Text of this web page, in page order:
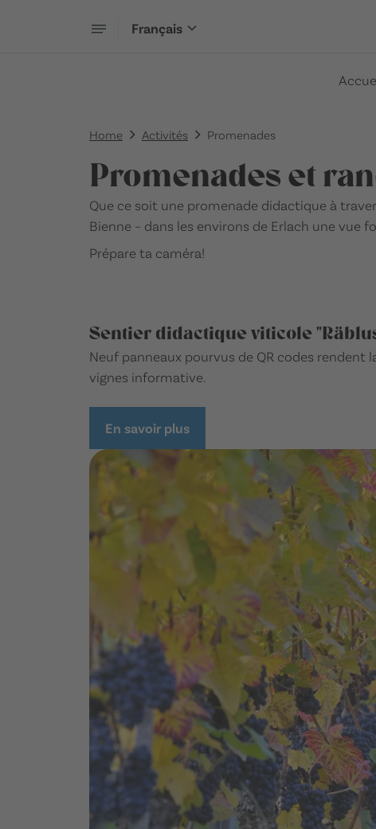
Français
Home Activités Promenades
Promenades et
Que ce soit une promenade didactique à
Bienne – dans les environs de Erlach une vue
Prépare ta caméra!
Sentier didactique viticole
Neuf panneaux pourvus de QR codes rendent
vignes informative.
En savoir plus